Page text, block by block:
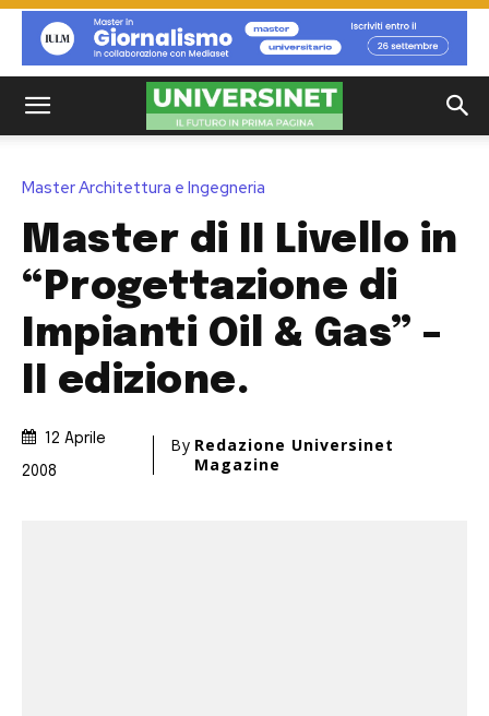
Master Architettura e Ingegneria
Master di II Livello in
“Progettazione di
Impianti Oil & Gas” –
II edizione.
12 Aprile
2008
By Redazione Universinet
Magazine